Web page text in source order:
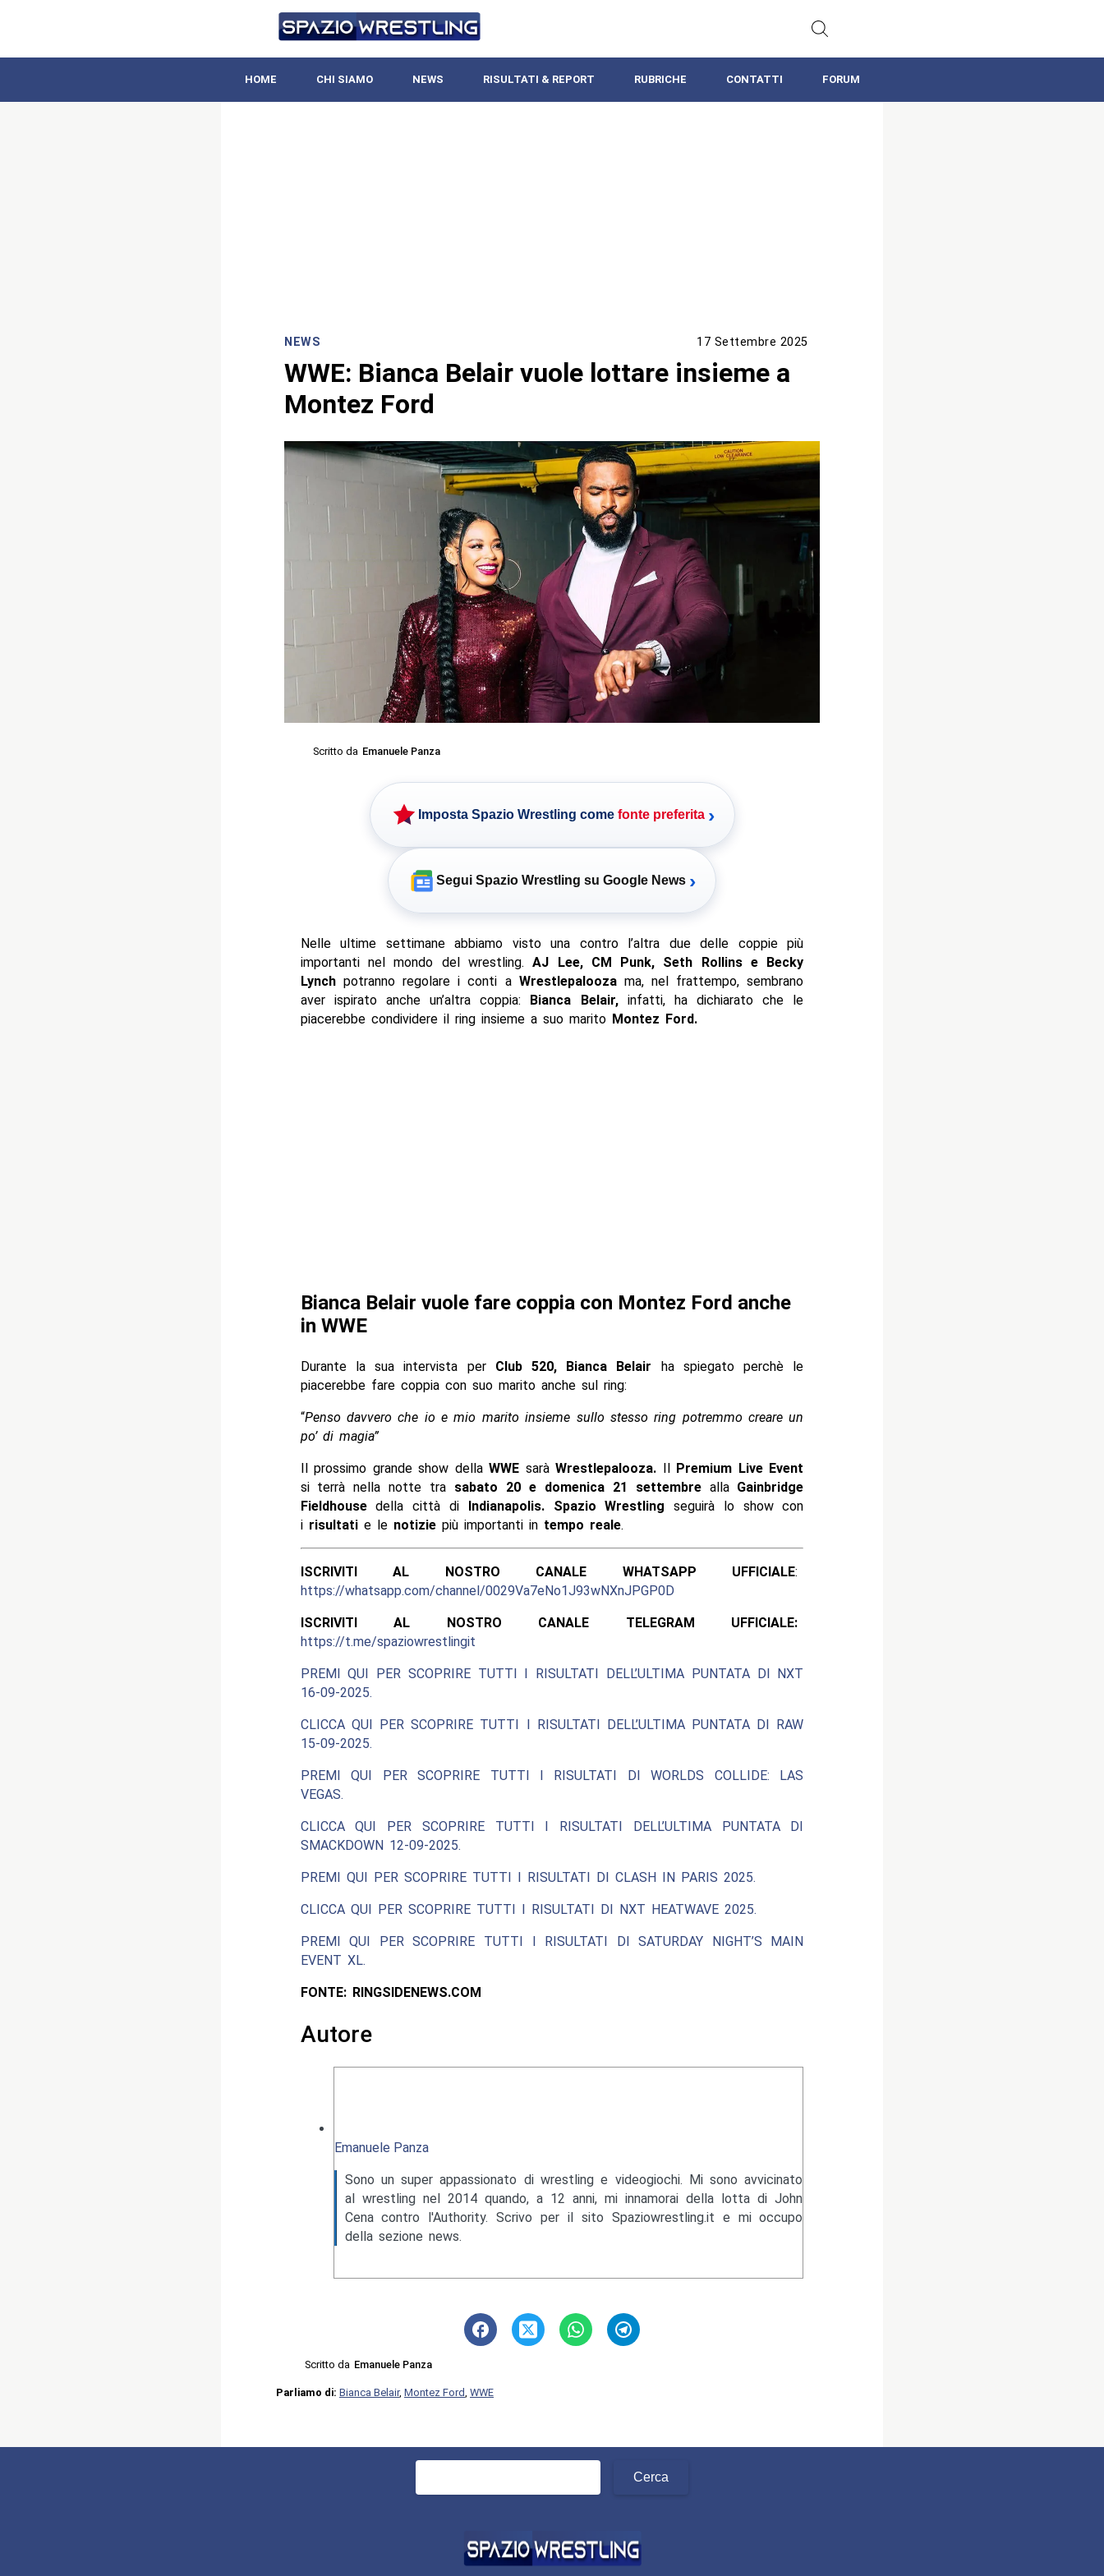
HOME CHI SIAMO NEWS RISULTATI & REPORT RUBRICHE CONTATTI FORUM
NEWS 17 Settembre 2025
WWE: Bianca Belair vuole lottare insieme a
Montez Ford
Scritto da Emanuele Panza
Imposta Spazio Wrestling come fonte preferita ›
Segui Spazio Wrestling su Google News ›
Nelle ultime settimane abbiamo visto una contro l’altra due delle coppie più
importanti nel mondo del wrestling.AJ Lee, CM Punk, Seth Rollins e Becky
Lynchpotranno regolare i conti a Wrestlepaloozama, nel frattempo, sembrano
aver ispirato anche un’altra coppia: Bianca Belair,infatti, ha dichiarato che le
piacerebbe condividere il ring insieme a suo marito Montez Ford.
Bianca Belair vuole fare coppia con Montez Ford anche
in WWE
Durante la sua intervista per Club 520, Bianca Belair ha spiegato perchè le
piacerebbe fare coppia con suo marito anche sul ring:
“Penso davvero che io e mio marito insieme sullo stesso ring potremmo creare un
po’ di magia”
Il prossimo grande show dellaWWE saràWrestlepalooza. Il Premium Live Event
si terrà nella notte tra sabato 20 e domenica 21 settembrealla Gainbridge
Fieldhousedella città di Indianapolis. Spazio Wrestling seguirà lo show con
i risultatie le notiziepiù importanti in tempo reale.
ISCRIVITI AL NOSTRO CANALE WHATSAPP UFFICIALE:
https://whatsapp.com/channel/0029Va7eNo1J93wNXnJPGP0D
ISCRIVITI AL NOSTRO CANALE TELEGRAM UFFICIALE:
https://t.me/spaziowrestlingit
PREMI QUI PER SCOPRIRE TUTTI I RISULTATI DELL’ULTIMA PUNTATA DI NXT
16-09-2025.
CLICCA QUI PER SCOPRIRE TUTTI I RISULTATI DELL’ULTIMA PUNTATA DI RAW
15-09-2025.
PREMI QUI PER SCOPRIRE TUTTI I RISULTATI DI WORLDS COLLIDE: LAS
VEGAS.
CLICCA QUI PER SCOPRIRE TUTTI I RISULTATI DELL’ULTIMA PUNTATA DI
SMACKDOWN 12-09-2025.
PREMI QUI PER SCOPRIRE TUTTI I RISULTATI DI CLASH IN PARIS 2025.
CLICCA QUI PER SCOPRIRE TUTTI I RISULTATI DI NXT HEATWAVE 2025.
PREMI QUI PER SCOPRIRE TUTTI I RISULTATI DI SATURDAY NIGHT’S MAIN
EVENT XL.
FONTE: RINGSIDENEWS.COM
Autore
Emanuele Panza
Sono un super appassionato di wrestling e videogiochi. Mi sono avvicinato
al wrestling nel 2014 quando, a 12 anni, mi innamorai della lotta di John
Cena contro l'Authority. Scrivo per il sito Spaziowrestling.it e mi occupo
della sezione news.
Scritto da Emanuele Panza
Parliamo di: Bianca Belair, Montez Ford WWE
Ricerca